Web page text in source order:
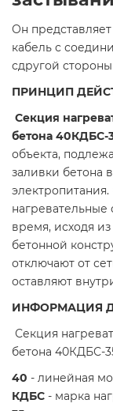
Он
кабель с
сдругой
ПРИНЦИП
Секция
бетона 40КДБС-
объекта,
заливки бетона
нагревательные
время, исходя
бетонной
отключают от
оставляют
ИНФОРМАЦИЯ
Секция
бетона 40КДБС-
40 - линейная
КДБС - марка